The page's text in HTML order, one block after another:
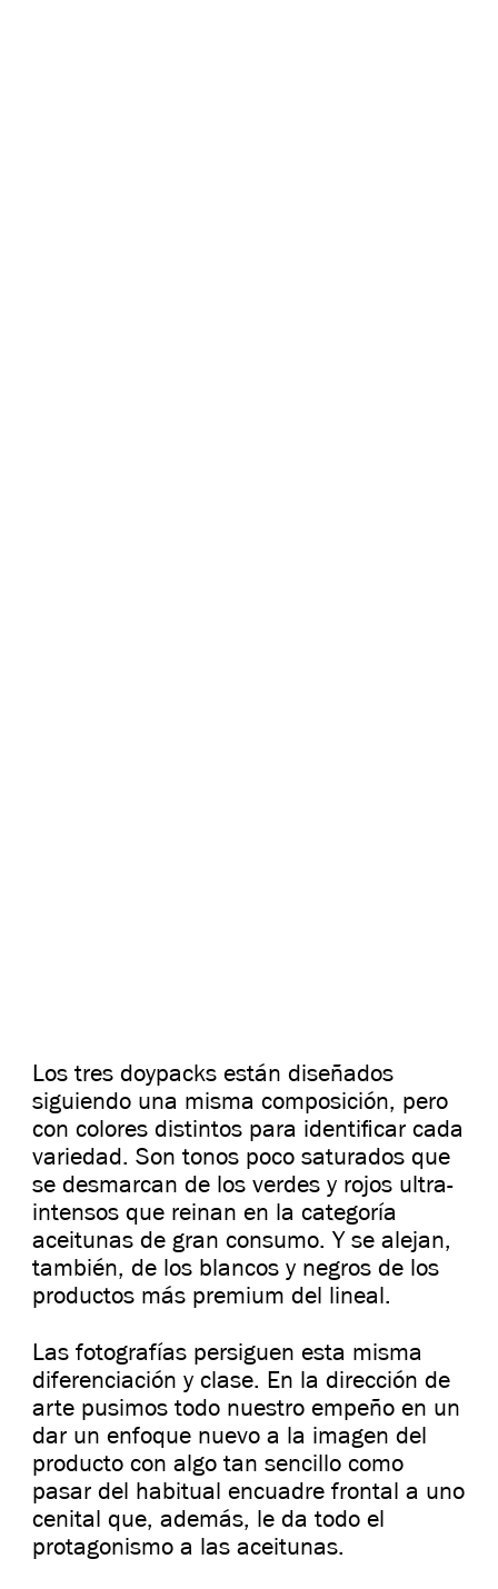
Los tres doypacks están diseñados
siguiendo una misma composición, pero
con colores distintos para identificar cada
variedad. Son tonos poco saturados que
se desmarcan de los verdes y rojos ultra-
intensos que reinan en la categoría
aceitunas de gran consumo. Y se alejan,
también, de los blancos y negros de los
productos más premium del lineal.
Las fotografías persiguen esta misma
diferenciación y clase. En la dirección de
arte pusimos todo nuestro empeño en un
dar un enfoque nuevo a la imagen del
producto con algo tan sencillo como
pasar del habitual encuadre frontal a uno
cenital que, además, le da todo el
protagonismo a las aceitunas.